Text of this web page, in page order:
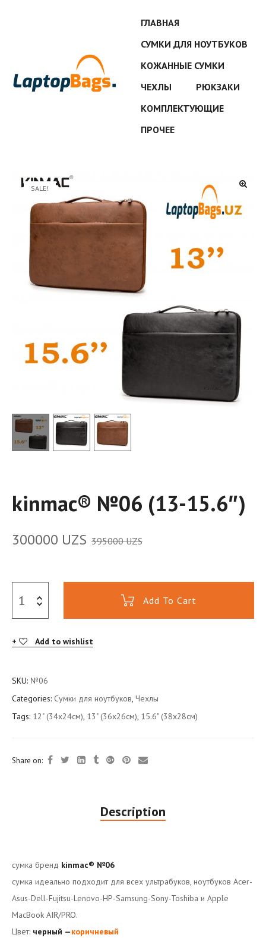
ГЛАВНАЯ
СУМКИ ДЛЯ НОУТБУКОВ
КОЖАННЫЕ СУМКИ
ЧЕХЛЫ
РЮКЗАКИ
КОМПЛЕКТУЮЩИЕ
ПРОЧЕЕ
SALE!
kinmac® №06 (13-15.6″)
395000UZS
300000 UZS
Add To Cart
Add to wishlist
SKU: №06
Categories: Сумки для ноутбуков, Чехлы
Tags: 12" (34x24см), 13" (36x26см), 15.6" (38x28см)
Share on:
Description
сумка бренд kinmac® №06
сумка идеально подходит для всех ультрабуков, ноутбуков Acer-
Asus-Dell-Fujitsu-Lenovo-HP-Samsung-Sony-Toshiba и Apple
MacBook AIR/PRO.
Цвет: черный —коричневый